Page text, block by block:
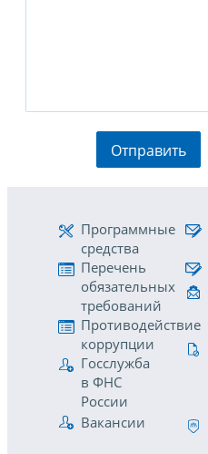
Отправить
Программные
средства
Перечень
обязательных
требований
Противодействие
коррупции
Госслужба
в ФНС
России
Вакансии